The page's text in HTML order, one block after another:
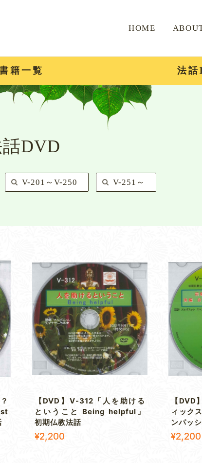
HOME
籍一覧 法
DVD
V-201～V-250 V-251～
【DVD】V-312「人を助ける
ということ Being helpful」
初期仏教法話
¥2,200
【DVD
ィック
ンパッ
¥2,200